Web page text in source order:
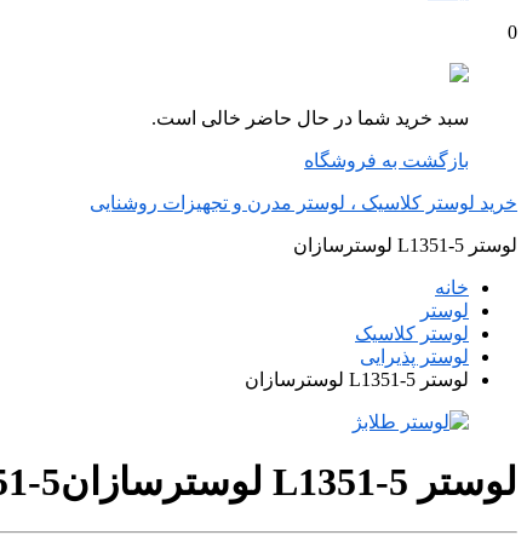
0
سبد خرید شما در حال حاضر خالی است.
بازگشت به فروشگاه
خرید لوستر کلاسیک ، لوستر مدرن و تجهیزات روشنایی
لوستر L1351-5 لوسترسازان
خانه
لوستر
لوستر کلاسیک
لوستر پذیرایی
لوستر L1351-5 لوسترسازان
لوستر L1351-5 لوسترسازان 5